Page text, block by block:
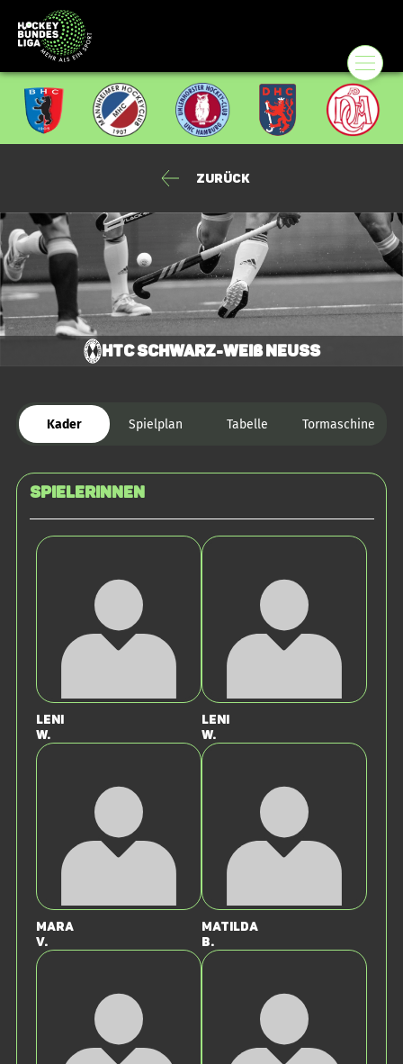
Zurück
HTC Schwarz-Weiß Neuss
Kader Spielplan Tabelle Tormaschine
SPIELERINNEN
Leni
W.
Leni
W.
Mara
v.
Matilda
B.